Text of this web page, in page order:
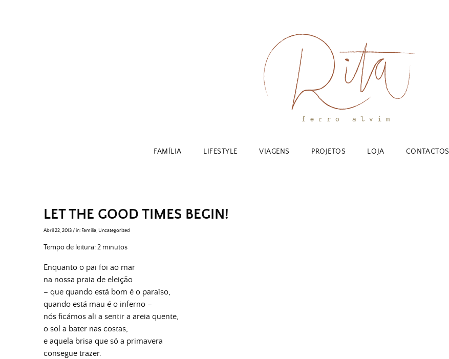
FAMÍLIA LIFESTYLE VIAGENS PROJETOS LOJA CONTACTOS
LET THE GOOD TIMES BEGIN!
Abril 22, 2013/in: Família, Uncategorized
Tempo de leitura:2 minutos
Enquanto o pai foi ao mar
na nossa praia de eleição
– que quando está bom é o paraíso,
quando está mau é o inferno –
nós ficámos ali a sentir a areia quente,
o sol a bater nas costas,
e aquela brisa que só a primavera
consegue trazer.